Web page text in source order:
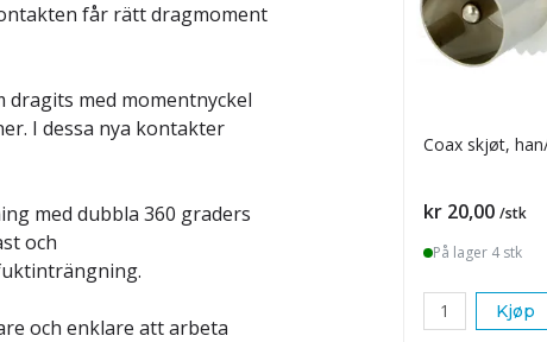
får rätt dragmoment
med momentnyckel
I dessa nya kontakter
med dubbla 360 graders
och
och enklare att arbeta
Coax skjøt,
Pris
kr 20,00 /stk
På lager 4 stk
Kjøp